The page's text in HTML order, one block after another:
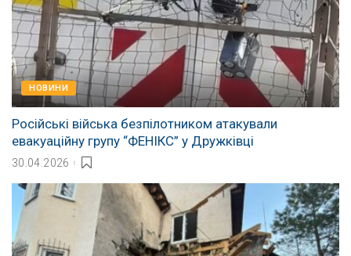
НОВИНИ
Російські війська безпілотником атакували
евакуаційну групу “ФЕНІКС” у Дружківці
30.04.2026